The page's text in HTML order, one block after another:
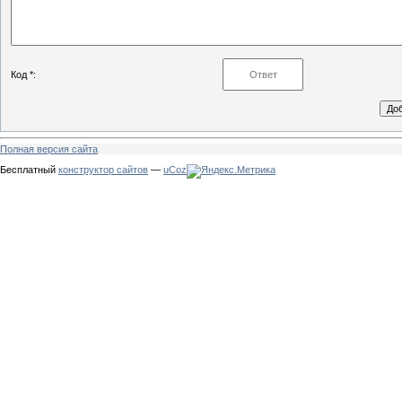
Код *:
Полная версия сайта
Бесплатный конструктор сайтов — uCoz